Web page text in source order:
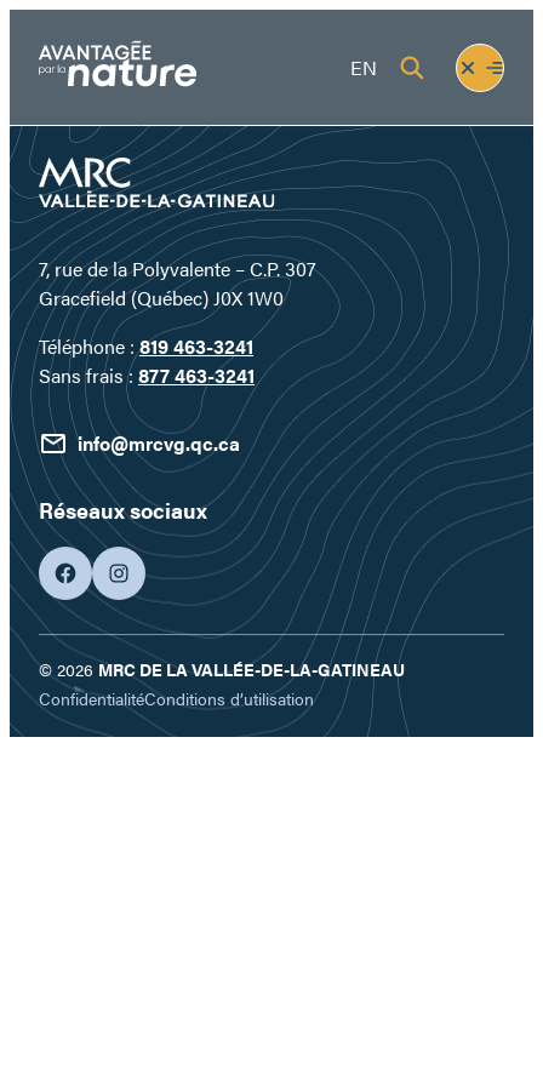
contenu
EN
Fermer
le
menu
Ouvrir
le
7, rue de la Polyvalente – C.P. 307
Gracefield (Québec) J0X 1W0
Téléphone :819 463-3241
Sans frais : 877 463-3241
info@mrcvg.qc.ca
Réseaux sociaux
facebookgoogleplus
© 2026 MRC DE LA VALLÉE-DE-LA-GATINEAU
ConfidentialitéConditions d’utilisation